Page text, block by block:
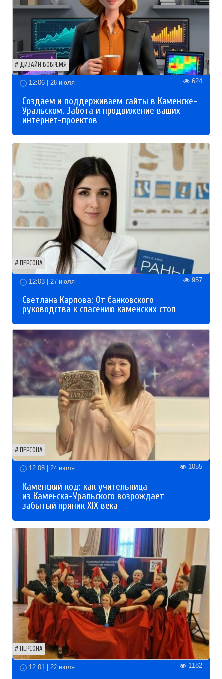
ДИЗАЙН ВОВРЕМЯ
12:06 | 28 июля 624
Создаем и поддерживаем сайты в Каменске-
Уральском. Забота и продвижение ваших
интернет-проектов
ПЕРСОНА
12:03 | 27 июля 957
Светлана Карпова: От банковского
руководства к спасению каменских стоп
ПЕРСОНА
12:08 | 24 июля 1055
Каменский код: как учительница
из Каменска-Уральского возрождает
забытый пряник XIX века
ПЕРСОНА
12:01 | 22 июля 1182